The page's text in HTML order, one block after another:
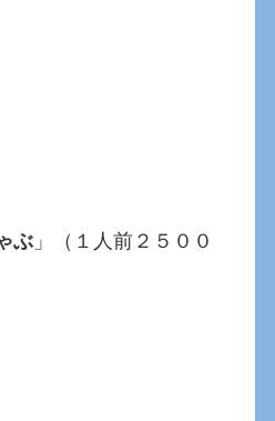
ぶ 」（１人前２５００